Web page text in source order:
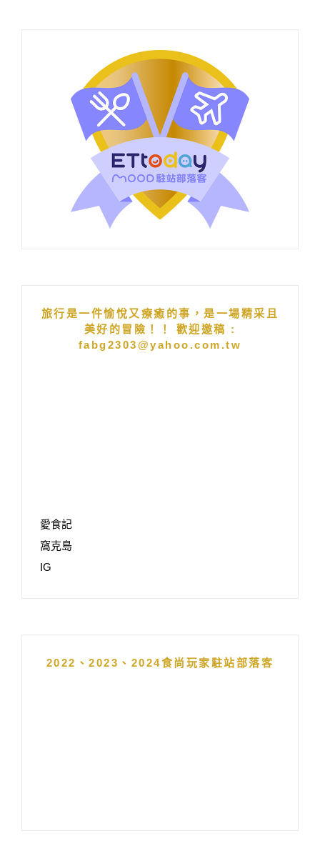
旅行是一件愉悅又療癒的事，是一場精采且
美好的冒險！！ 歡迎邀稿 :
fabg2303@yahoo.com.tw
愛食記
窩克島
IG
2022、2023、2024食尚玩家駐站部落客